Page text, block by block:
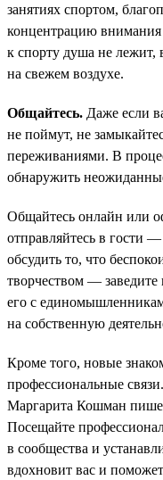
занятиях спортом,
концентрацию
к спорту душа не лежит,
на свежем воздухе.
Общайтесь. Даже если
не поймут, не
переживаниями. В
обнаружить
Общайтесь онлайн или
отправляйтесь в гости
обсудить то, что
творчеством —
его с
на собственную
Кроме того, новые
профессиональные
Маргарита Кошман
Посещайте
в сообщества и
вдохновит вас и